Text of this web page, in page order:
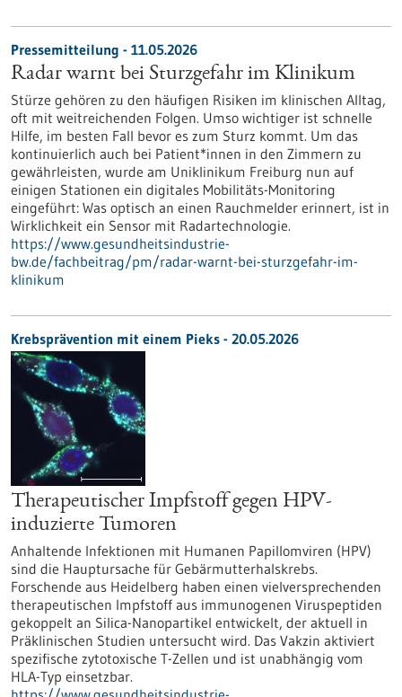
Pressemitteilung - 11.05.2026
Radar warnt bei Sturzgefahr im Klinikum
Stürze gehören zu den häufigen Risiken im klinischen Alltag,
oft mit weitreichenden Folgen. Umso wichtiger ist schnelle
Hilfe, im besten Fall bevor es zum Sturz kommt. Um das
kontinuierlich auch bei Patient*innen in den Zimmern zu
gewährleisten, wurde am Uniklinikum Freiburg nun auf
einigen Stationen ein digitales Mobilitäts-Monitoring
eingeführt: Was optisch an einen Rauchmelder erinnert, ist in
Wirklichkeit ein Sensor mit Radartechnologie.
https://www.gesundheitsindustrie-
bw.de/fachbeitrag/pm/radar-warnt-bei-sturzgefahr-im-
klinikum
Krebsprävention mit einem Pieks - 20.05.2026
Therapeutischer Impfstoff gegen HPV-
induzierte Tumoren
Anhaltende Infektionen mit Humanen Papillomviren (HPV)
sind die Hauptursache für Gebärmutterhalskrebs.
Forschende aus Heidelberg haben einen vielversprechenden
therapeutischen Impfstoff aus immunogenen Viruspeptiden
gekoppelt an Silica-Nanopartikel entwickelt, der aktuell in
Präklinischen Studien untersucht wird. Das Vakzin aktiviert
spezifische zytotoxische T-Zellen und ist unabhängig vom
HLA-Typ einsetzbar.